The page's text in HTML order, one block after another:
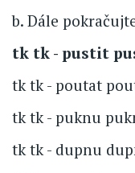
b. Dále
tk tk - pustit
tk tk - poutat
tk tk - puknu
tk tk - dupnu